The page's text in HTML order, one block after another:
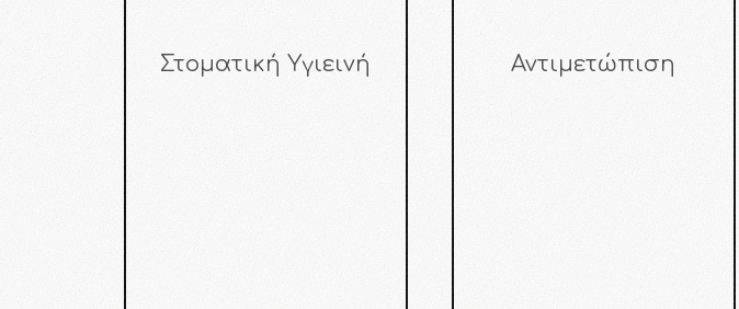
Στοματική Υγιεινή Αντιμετώπιση